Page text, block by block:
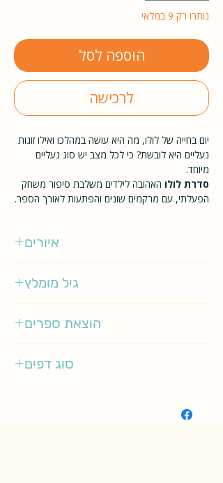
נותרו רק 9 במלאי
הוספה לסל
לרכישה
יום בחייה של לולו, מה היא עושה במהלכו ואילו זוגות
נעליים היא לובשת? כי לכל מצב יש סוג נעליים
מיוחד.
סדרת לולו האהובה לילדים משלבת סיפור משחק
הפעלתי, עם מרקמים שונים והפתעות לאורך הספר.
איורים
גיל מומלץ
הוצאת ספרים
סוג דפים